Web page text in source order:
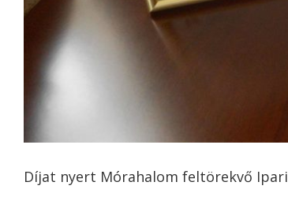
Díjat nyert Mórahalom feltörekvő